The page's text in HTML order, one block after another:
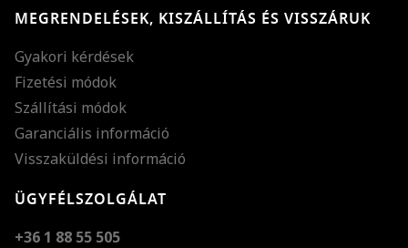
MEGRENDELÉSEK, KISZÁLLÍTÁS ÉS VISSZÁRUK
Gyakori kérdések
Fizetési módok
Szállítási módok
Garanciális információ
Visszaküldési információ
ÜGYFÉLSZOLGÁLAT
+36 1 88 55 505